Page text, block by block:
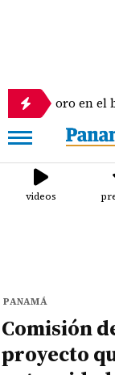
en el béisbol
videos
PANAMÁ
Comisión
proyecto